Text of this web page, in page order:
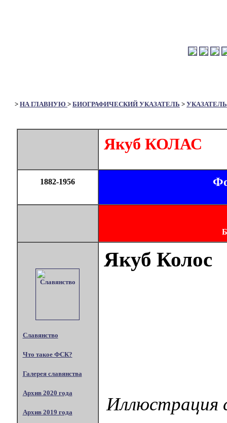
> НА ГЛАВНУЮ > БИОГРАФИЧЕСКИЙ УКАЗАТЕЛЬ >
Якуб КОЛАС
1882-1956
Славянство
Что такое ФСК?
Галерея славянства
Архив 2020 года
Архив 2019 года
Якуб Колос
Иллюстрация